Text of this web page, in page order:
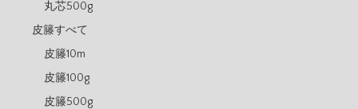
丸芯500g
皮籐すべて
皮籐10m
皮籐100g
皮籐500g